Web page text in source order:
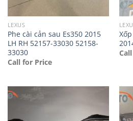
LEXUS
Phe cài cản sau Es350 2015
LH RH 52157-33030 52158-
33030
Call for Price